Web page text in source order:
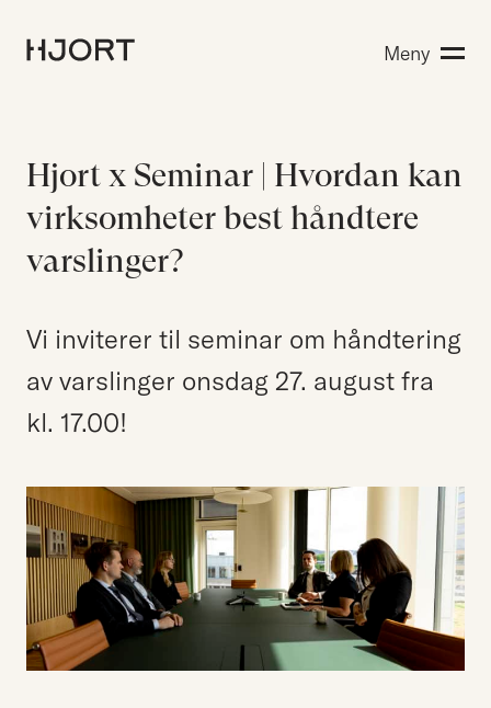
Menneskene
Karriere
EN
NO
Hjort Bridge
Meny
Hjort x Seminar | Hvordan kan
virksomheter best håndtere
varslinger?
Vi inviterer til seminar om håndtering
av varslinger onsdag 27. august fra
kl. 17.00!